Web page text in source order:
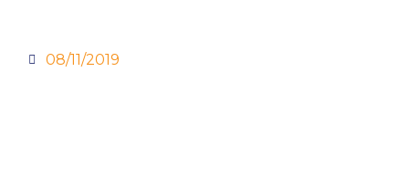
08/11/2019